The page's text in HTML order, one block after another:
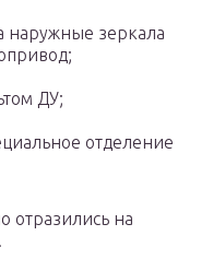
зеркала
ДУ;
отделение
отразились на